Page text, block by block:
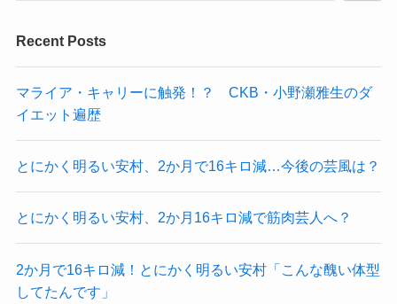
Recent Posts
マライア・キャリーに触発！？ CKB・小野瀬雅生のダ
イエット遍歴
とにかく明るい安村、2か月で16キロ減…今後の芸風は？
とにかく明るい安村、2か月16キロ減で筋肉芸人へ？
2か月で16キロ減！とにかく明るい安村「こんな醜い体型
してたんです」